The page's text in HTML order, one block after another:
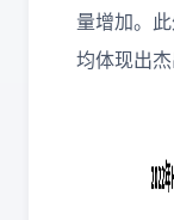
量增加。
均体现出杰